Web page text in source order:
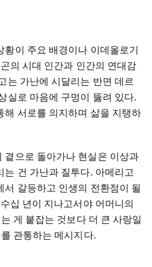
이 주요 배경이나 이데올로기
의 시대 인간과 인간의 연대감
는 가난에 시달리는 반면 데르
실로 마음에 구멍이 뚫려 있다.
해 서로를 의지하며 삶을 지탱하
곁으로 돌아가나 현실은 이상과
는 건 가난과 질투다. 아메리고
서 갈등하고 인생의 전환점이 될
십 년이 지나고서야 어머니의
게 붙잡는 것보다 더 큰 사랑일
관통하는 메시지다.